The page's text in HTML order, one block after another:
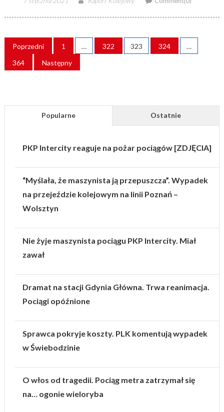
STRONICOWANIE
WPISÓW
Poprzedni 1 … 322 323 324
…
364
Następny
Popularne Ostatnie
PKP Intercity reaguje na pożar pociągów [ZDJĘCIA]
“Myślała, że maszynista ją przepuszcza”. Wypadek
na przejeździe kolejowym na linii Poznań –
Wolsztyn
Nie żyje maszynista pociągu PKP Intercity. Miał
zawał
Dramat na stacji Gdynia Główna. Trwa reanimacja.
Pociągi opóźnione
Sprawca pokryje koszty. PLK komentują wypadek
w Świebodzinie
O włos od tragedii. Pociąg metra zatrzymał się
na… ogonie wieloryba